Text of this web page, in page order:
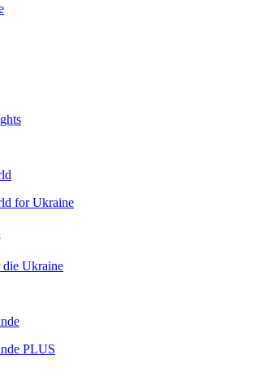
for Ukraine
die Ukraine
PLUS